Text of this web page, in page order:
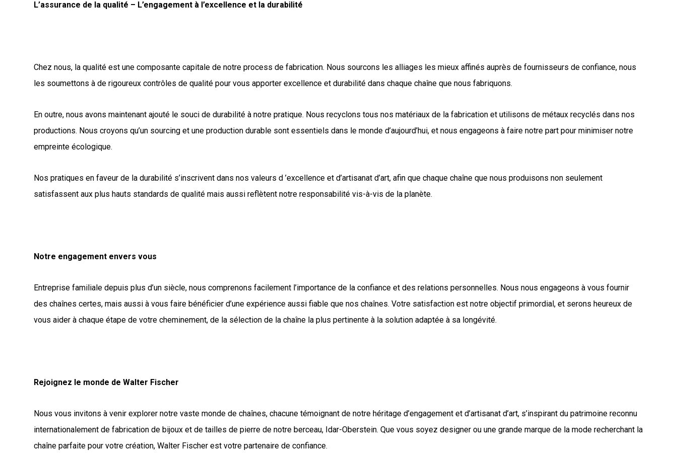
L’assurance de la qualité – L’engagement à l’excellence et la durabilité
Chez nous, la qualité est une composante capitale de notre process de fabrication. Nous sourcons les alliages les mieux affinés auprès de fournisseurs de confiance, nous
les soumettons à de rigoureux contrôles de qualité pour vous apporter excellence et durabilité dans chaque chaîne que nous fabriquons.
En outre, nous avons maintenant ajouté le souci de durabilité à notre pratique. Nous recyclons tous nos matériaux de la fabrication et utilisons de métaux recyclés dans nos
productions. Nous croyons qu’un sourcing et une production durable sont essentiels dans le monde d’aujourd’hui, et nous engageons à faire notre part pour minimiser notre
empreinte écologique.
Nos pratiques en faveur de la durabilité s’inscrivent dans nos valeurs d ’excellence et d’artisanat d’art, afin que chaque chaîne que nous produisons non seulement
satisfassent aux plus hauts standards de qualité mais aussi reflètent notre responsabilité vis-à-vis de la planète.
Notre engagement envers vous
Entreprise familiale depuis plus d’un siècle, nous comprenons facilement l’importance de la confiance et des relations personnelles. Nous nous engageons à vous fournir
des chaînes certes, mais aussi à vous faire bénéficier d’une expérience aussi fiable que nos chaînes. Votre satisfaction est notre objectif primordial, et serons heureux de
vous aider à chaque étape de votre cheminement, de la sélection de la chaîne la plus pertinente à la solution adaptée à sa longévité.
Rejoignez le monde de Walter Fischer
Nous vous invitons à venir explorer notre vaste monde de chaînes, chacune témoignant de notre héritage d’engagement et d’artisanat d’art, s’inspirant du patrimoine reconnu
internationalement de fabrication de bijoux et de tailles de pierre de notre berceau, Idar-Oberstein. Que vous soyez designer ou une grande marque de la mode recherchant la
chaîne parfaite pour votre création, Walter Fischer est votre partenaire de confiance.